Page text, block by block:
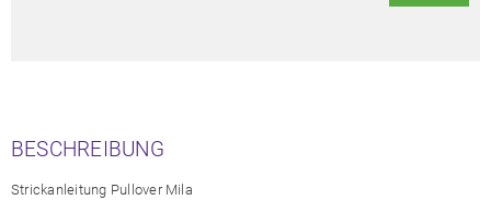
BESCHREIBUNG
Strickanleitung Pullover Mila